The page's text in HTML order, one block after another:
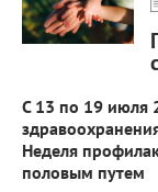
С 13 по 19 июля
Неделя
половым путем